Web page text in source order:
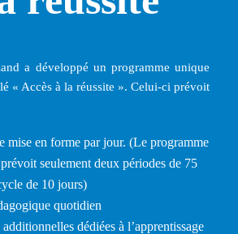
a développé un programme unique
« Accès à la réussite ». Celui-ci prévoit
mise en forme par jour. (Le programme
seulement deux périodes de 75
de 10 jours)
quotidien
dédiées à l’apprentissage